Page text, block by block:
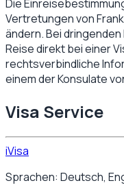
Die
Vertretungen von
ändern. Bei
Reise direkt bei einer
rechtsverbindliche
einem der Konsulate
Visa Service
iVisa
Sprachen: Deutsch,